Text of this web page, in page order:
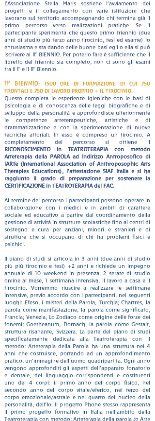
L’Associazione Stella Maris sostiene l’avviamento dei
progetti e il collegamento con varie istituzioni che
lavorano sul territorio accompagnando chi termina già il
primo percorso verso realizzazioni pratiche. Se il
partecipante sperimenta che questo primo triennio (due
anni di studio più terzo anno tirocinio, tesi ed esame) lo
entusiasma e sta dando delle buone basi egli o ella si può
iscrivere al II° BIENNIO. Per poterlo fare è sufficiente che il
libretto del triennio sia completo, non ci sono gli esami
tra il I° e il II° Biennio.
II° BIENNIO: 1500 ore di formazione di cui 750
frontali e 750 di lavoro proprio + il tirocinio.
Questo completa le esperienze igieniche con le basi di
psicologia e di conoscenza delle leggi biografiche e di
sviluppo della personalità e approfondisce ulteriormente
le competenze arteterapeutiche, artistiche e di
drammatizzazione e con la sperimentazione di nuove
tecniche attoriali. In esso è compreso un tirocinio. A
completamento del percorso si ottiene il
RICONOSCIMENTO in TEATROTERAPIA con metodo
Arteterapia della PAROLA ad Indirizzo Antroposofico di
iARTe (International Association of Anthroposophic Arts
Therapies Educations), l’attestazione SIAF Italia e si ha
raggiunto il grado di preparazione per sostenere la
CERTIFICAZIONE in TEATROTERAPIA del FAC.
Al termine del percorso i partecipanti possono operare in
collaborazione con i medici e in ambiti di carattere
sociale ed educativo a partire dal coordinamento della
gestione di attività in strutture scolastiche fino ai centri di
sostegno e cura per anziani, minori e stranieri e di
strutture che si occupano di chi ha problemi fisici e
psichici.
Il piano di studi si articola in 3 anni (due anni di studio
più più tirocinio e tesi) +2 anni e richiede un impegno
annuale di 10 weekend in presenza, 2 serate di studio
online al mese, 1 settimana intensiva, il lavoro a casa e il
tirocinio. Vorremmo riuscire a realizzare le settimane
intensive, previo accordo con i partecipanti, nei seguenti
luoghi: Efeso, i misteri della Parola, Turchia; Chartres, la
parola come manifestazione, la parola come significato,
Francia; Venezia, Lo Zodiaco come origine delle forze dei
fonemi; Goetheanum, Dornach, la parola come Gestalt,
struttura risanante, Svizzera.
La parte del piano di studi
specificatamente dedicata alla Teatroterapia con il
metodo: Arteterapia della Parola ha una struttura nei 4
anni che costruisce, portando ad un approfondimento
pratico, un’immagine dell’uomo quadripartita. Ogni anno
vengono approfonditi gli aspetti dell’apparato fonatorio
e dentale, del linguaggio corrispondenti e costituenti
uno dei 4 corpi: il primo anno del corpo fisico, nel
secondo anno del corpo vitale/eterico, nel terzo del
corpo emozionale/astrale e nel quarto del nucleo della
personalità, dell’Io. Il progetto Phoné stesso rappresenta
il primo progetto formativo in Italia nell’ambito della
Teatroterapia con metodo: Arteterapia della parola (o Arte